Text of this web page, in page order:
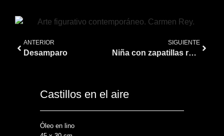
ANTERIOR
Desamparo
SIGUIENTE
Niña con zapatillas rojas
Castillos en el aire
Óleo en lino